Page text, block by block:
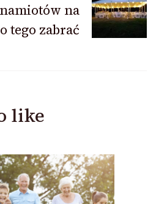
na
tego zabrać
like